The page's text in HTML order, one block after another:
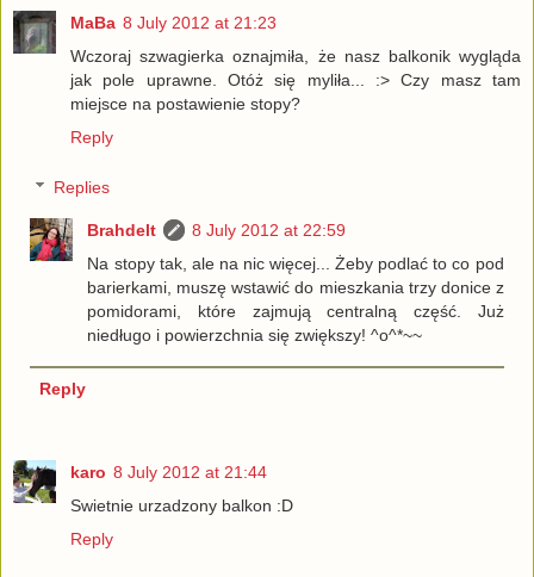
MaBa 8 July 2012 at 21:23
Wczoraj szwagierka oznajmiła, że nasz balkonik wygląda
jak pole uprawne. Otóż się myliła... :> Czy masz tam
miejsce na postawienie stopy?
Reply
Replies
Brahdelt
8 July 2012 at 22:59
Na stopy tak, ale na nic więcej... Żeby podlać to co pod
barierkami, muszę wstawić do mieszkania trzy donice z
pomidorami, które zajmują centralną część. Już
niedługo i powierzchnia się zwiększy! ^o^*~~
Reply
karo 8 July 2012 at 21:44
Swietnie urzadzony balkon :D
Reply